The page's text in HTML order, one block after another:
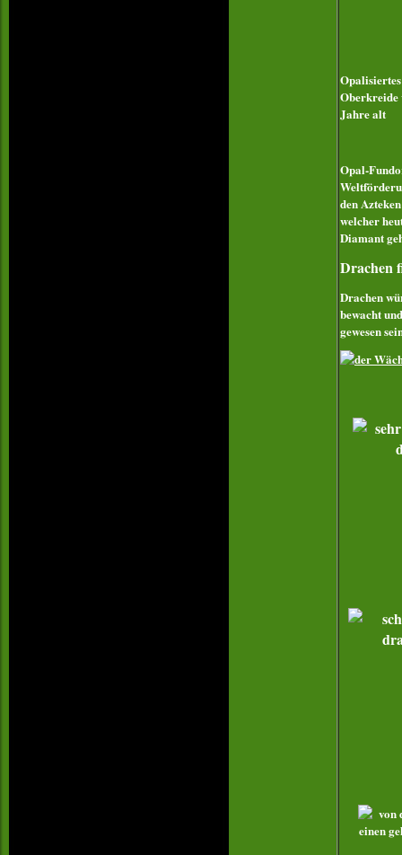
Oberkreide
Jahre alt
Opal-
den
welcher
Diamant
Drachen
Drachen
bewacht
gewesen